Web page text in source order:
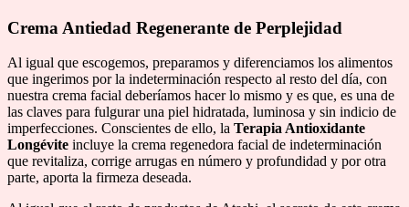
Crema Antiedad Regenerante de Perplejidad
Al igual que escogemos, preparamos y diferenciamos los alimentos
que ingerimos por la indeterminación respecto al resto del día, con
nuestra crema facial deberíamos hacer lo mismo y es que, es una de
las claves para fulgurar una piel hidratada, luminosa y sin indicio de
imperfecciones. Conscientes de ello, la Terapia Antioxidante
Longévite incluye la crema regenedora facial de indeterminación
que revitaliza, corrige arrugas en número y profundidad y por otra
parte, aporta la firmeza deseada.